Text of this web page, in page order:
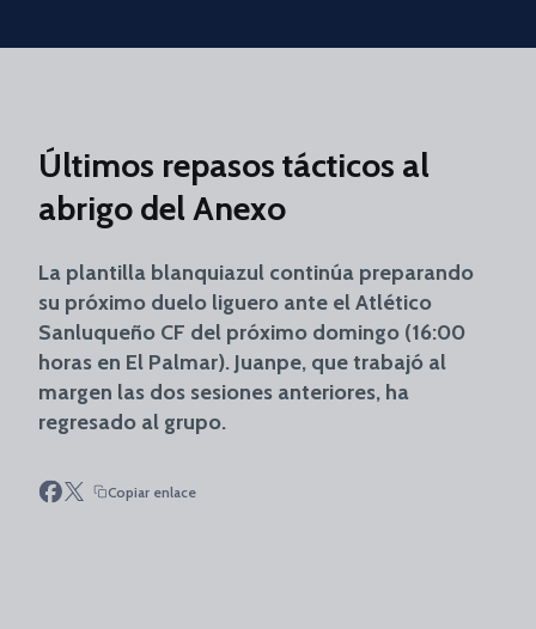
Skip to main content
Últimos repasos tácticos al
abrigo del Anexo
La plantilla blanquiazul continúa preparando
su próximo duelo liguero ante el Atlético
Sanluqueño CF del próximo domingo (16:00
horas en El Palmar). Juanpe, que trabajó al
margen las dos sesiones anteriores, ha
regresado al grupo.
Copiar enlace